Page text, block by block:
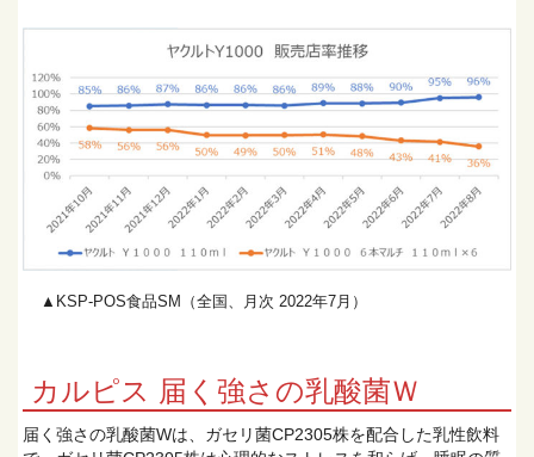
▲KSP-POS食品SM（全国、月次 2022年7月）
カルピス 届く強さの乳酸菌Ｗ
届く強さの乳酸菌Wは、ガセリ菌CP2305株を配合した乳性飲料